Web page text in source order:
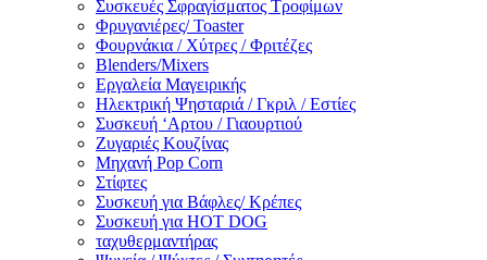
Συσκευές Σφραγίσματος Τροφίμων
Φρυγανιέρες/ Toaster
Φουρνάκια / Χύτρες / Φριτέζες
Blenders/Mixers
Εργαλεία Μαγειρικής
Ηλεκτρική Ψησταριά / Γκριλ / Eστίες
Συσκευή ‘Αρτου / Γιαουρτιού
Ζυγαριές Κουζίνας
Μηχανή Pop Corn
Στίφτες
Συσκευή για Βάφλες/ Κρέπες
Συσκευή για HOT DOG
ταχυθερμαντήρας